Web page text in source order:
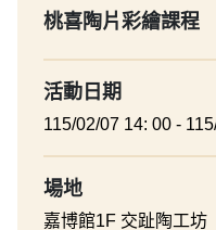
桃喜陶片彩繪課程
活動日期
115/02/07 14: 00 -
場地
嘉博館1F 交趾陶工坊